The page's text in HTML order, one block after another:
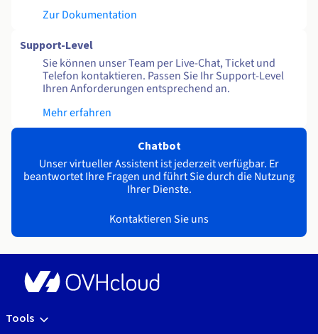
Zur Dokumentation
Support-Level
Sie können unser Team per Live-Chat, Ticket und
Telefon kontaktieren. Passen Sie Ihr Support-Level
Ihren Anforderungen entsprechend an.
Mehr erfahren
Chatbot
Unser virtueller Assistent ist jederzeit verfügbar. Er
beantwortet Ihre Fragen und führt Sie durch die Nutzung
Ihrer Dienste.
Kontaktieren Sie uns
Tools